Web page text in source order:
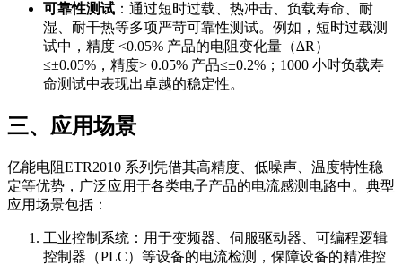
可靠性测试 ：通过短时过载、热冲击、负载寿命、耐
湿、耐干热等多项严苛可靠性测试。例如，短时过载测
试中，精度 <0.05% 产品的电阻变化量（∆R）
≤±0.05%，精度> 0.05% 产品≤±0.2%；1000 小时负载寿
命测试中表现出卓越的稳定性。
三、应用场景
亿能电阻ETR2010 系列凭借其高精度、低噪声、温度特性稳
定等优势，广泛应用于各类电子产品的电流感测电路中。典型
应用场景包括：
工业控制系统：用于变频器、伺服驱动器、可编程逻辑
控制器（PLC）等设备的电流检测，保障设备的精准控